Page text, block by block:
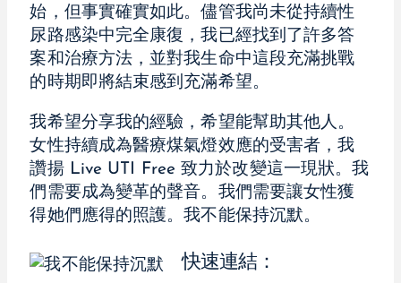
始，但事實確實如此。儘管我尚未從持續性
尿路感染中完全康復，我已經找到了許多答
案和治療方法，並對我生命中這段充滿挑戰
的時期即將結束感到充滿希望。
我希望分享我的經驗，希望能幫助其他人。
女性持續成為醫療煤氣燈效應的受害者，我
讚揚 Live UTI Free 致力於改變這一現狀。我
們需要成為變革的聲音。我們需要讓女性獲
得她們應得的照護。我不能保持沉默。
快速連結：